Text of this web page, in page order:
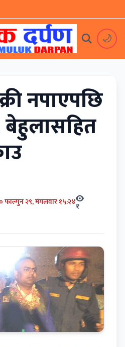
🌙
नपाएपछि
बेहुलासहित
फाल्गुन २९, मंगलवार १५:२४१